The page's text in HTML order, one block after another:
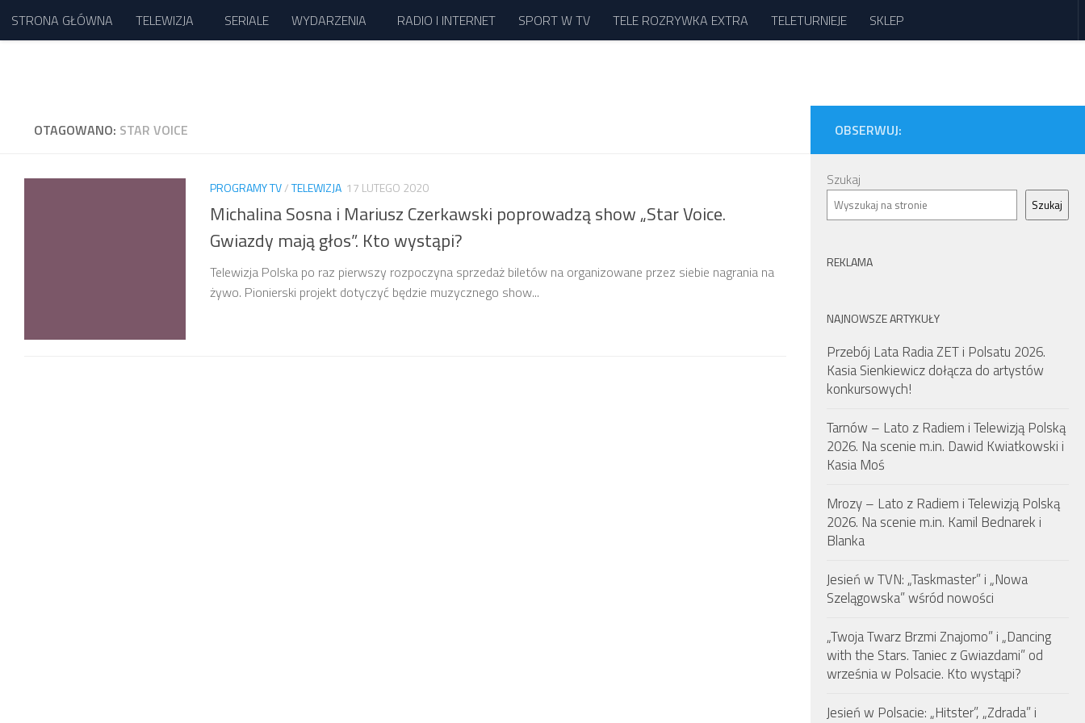
Przejdź do treści
STRONA GŁÓWNA TELEWIZJA SERIALE WYDARZENIA RADIO I INTERNET SPORT W TV TELE ROZRYWKA EXTRA TELETURNIEJE SKLEP
OTAGOWANO: STAR VOICE
PROGRAMY TV/TELEWIZJA 17 LUTEGO 2020
Michalina Sosna i Mariusz Czerkawski poprowadzą show „Star Voice.
Gwiazdy mają głos”. Kto wystąpi?
Telewizja Polska po raz pierwszy rozpoczyna sprzedaż biletów na organizowane przez siebie nagrania na
żywo. Pionierski projekt dotyczyć będzie muzycznego show...
OBSERWUJ:
Szukaj
Szukaj
REKLAMA
NAJNOWSZE ARTYKUŁY
Przebój Lata Radia ZET i Polsatu 2026.
Kasia Sienkiewicz dołącza do artystów
konkursowych!
Tarnów – Lato z Radiem i Telewizją Polską
2026. Na scenie m.in. Dawid Kwiatkowski i
Kasia Moś
Mrozy – Lato z Radiem i Telewizją Polską
2026. Na scenie m.in. Kamil Bednarek i
Blanka
Jesień w TVN: „Taskmaster” i „Nowa
Szelągowska” wśród nowości
„Twoja Twarz Brzmi Znajomo” i „Dancing
with the Stars. Taniec z Gwiazdami” od
września w Polsacie. Kto wystąpi?
Jesień w Polsacie: „Hitster”, „Zdrada” i